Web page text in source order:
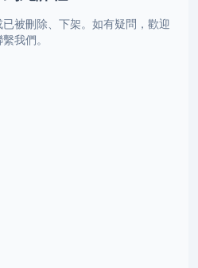
被刪除、下架。如有疑問，歡迎
我們。